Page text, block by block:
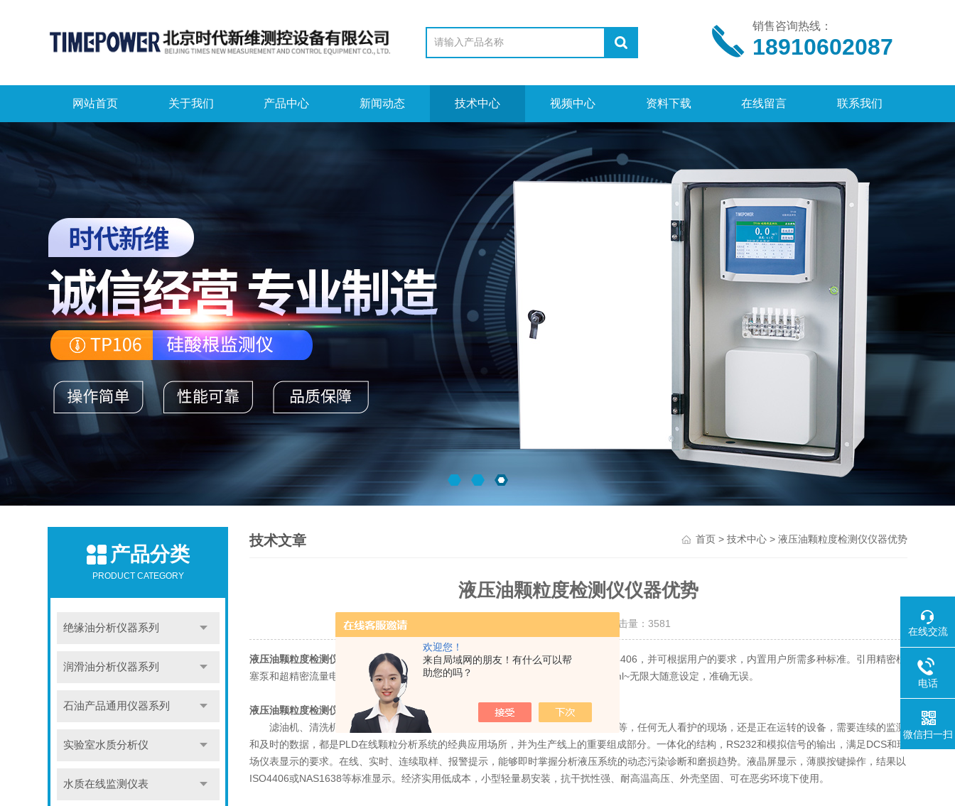
欢迎您！
来自局域网的朋友！有什么可以帮
助您的吗？
销售咨询热线：
18910602087
网站首页 关于我们 产品中心 新闻动态 技术中心 视频中心 资料下载 在线留言 联系我们
产品分类
PRODUCT CATEGORY
绝缘油分析仪器系列
润滑油分析仪器系列
石油产品通用仪器系列
实验室水质分析仪
水质在线监测仪表
技术文章 首页> 技术中心> 液压油颗粒度检测仪仪器优势
液压油颗粒度检测仪仪器优势
更新时间：2018-07-16 点击量：3581
液压油颗粒度检测仪
采用“光阻测量颗粒"，并采用油液行业经典方法NAS1638和ISO4406，并可根据用户的要求，内置用户所需多种标准。引用精密柱
塞泵和超精密流量电磁控制系统，实现进样速度恒定和进样体积的双控制，取样量1ml~无限大随意设定，准确无误。
液压油颗粒度检测仪
仪器优势：
滤油机、清洗机、汽轮机组、变压器、电力传动系统、润滑系统、检测试验台等等，任何无人看护的现场，还是正在运转的设备，需要连续的监测
和及时的数据，都是PLD在线颗粒分析系统的经典应用场所，并为生产线上的重要组成部分。一体化的结构，RS232和模拟信号的输出，满足DCS和现
场仪表显示的要求。在线、实时、连续取样、报警提示，能够即时掌握分析液压系统的动态污染诊断和磨损趋势。液晶屏显示，薄膜按键操作，结果以
ISO4406或NAS1638等标准显示。经济实用低成本，小型轻量易安装，抗干扰性强、耐高温高压、外壳坚固、可在恶劣环境下使用。
在线交流
电话
微信扫一扫